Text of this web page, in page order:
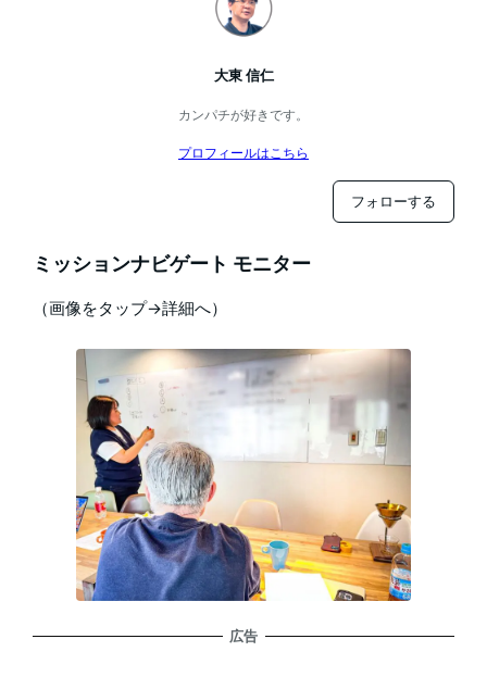
大東 信仁
カンパチが好きです。
プロフィールはこちら
フォローする
ミッションナビゲート モニター
（画像をタップ→詳細へ）
広告